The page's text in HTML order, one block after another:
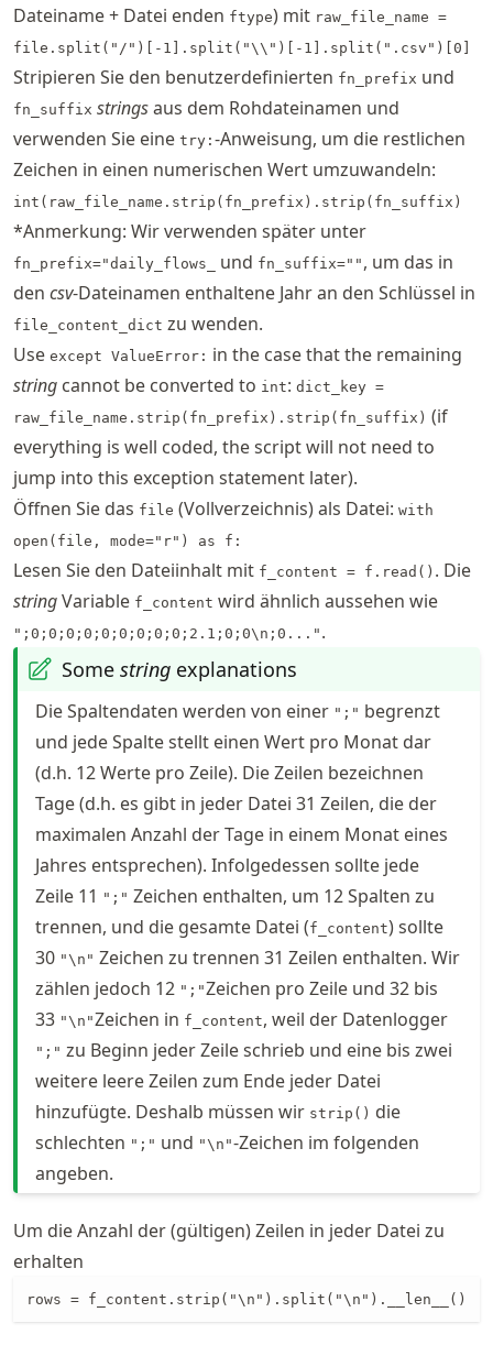
Dateiname + Datei enden ftype) mit raw_file_name =
file.split("/")[-1].split("\\")[-1].split(".csv")[0]
Stripieren Sie den benutzerdefinierten fn_prefix und
fn_suffix stringsaus dem Rohdateinamen und
verwenden Sie eine try: -Anweisung, um die restlichen
Zeichen in einen numerischen Wert umzuwandeln:
int(raw_file_name.strip(fn_prefix).strip(fn_suffix)
*Anmerkung: Wir verwenden später unter
fn_prefix="daily_flows_ und fn_suffix="" , um das in
den csv-Dateinamen enthaltene Jahr an den Schlüssel in
file_content_dict zu wenden.
Use except ValueError: in the case that the remaining
string cannot be converted to int: dict_key =
raw_file_name.strip(fn_prefix).strip(fn_suffix) (if
everything is well coded, the script will not need to
jump into this exception statement later).
Öffnen Sie das file (Vollverzeichnis) als Datei: with
open(file, mode="r") as f:
Lesen Sie den Dateiinhalt mit f_content = f.read() . Die
stringVariable f_content wird ähnlich aussehen wie
";0;0;0;0;0;0;0;0;0;2.1;0;0\n;0..." .
Some string explanations
Die Spaltendaten werden von einer ";" begrenzt
und jede Spalte stellt einen Wert pro Monat dar
(d.h. 12 Werte pro Zeile). Die Zeilen bezeichnen
Tage (d.h. es gibt in jeder Datei 31 Zeilen, die der
maximalen Anzahl der Tage in einem Monat eines
Jahres entsprechen). Infolgedessen sollte jede
Zeile 11 ";" Zeichen enthalten, um 12 Spalten zu
trennen, und die gesamte Datei (f_content) sollte
30 "\n" Zeichen zu trennen 31 Zeilen enthalten. Wir
zählen jedoch 12 ";"Zeichen pro Zeile und 32 bis
33 "\n"Zeichen in f_content, weil der Datenlogger
";" zu Beginn jeder Zeile schrieb und eine bis zwei
weitere leere Zeilen zum Ende jeder Datei
hinzufügte. Deshalb müssen wir strip() die
schlechten ";" und "\n"-Zeichen im folgenden
angeben.
Um die Anzahl der (gültigen) Zeilen in jeder Datei zu
erhalten
rows = f_content.strip("\n").split("\n").__len__()